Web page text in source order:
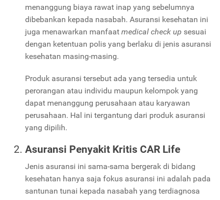
menanggung biaya rawat inap yang sebelumnya
dibebankan kepada nasabah. Asuransi kesehatan ini
juga menawarkan manfaat medical check up sesuai
dengan ketentuan polis yang berlaku di jenis asuransi
kesehatan masing-masing.
Produk asuransi tersebut ada yang tersedia untuk
perorangan atau individu maupun kelompok yang
dapat menanggung perusahaan atau karyawan
perusahaan. Hal ini tergantung dari produk asuransi
yang dipilih.
Asuransi Penyakit Kritis CAR Life
Jenis asuransi ini sama-sama bergerak di bidang
kesehatan hanya saja fokus asuransi ini adalah pada
santunan tunai kepada nasabah yang terdiagnosa